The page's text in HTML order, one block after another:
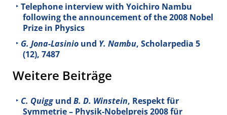
Telephone interview with Yoichiro Nambu
following the announcement of the 2008 Nobel
Prize in Physics
G. Jona-Lasinio und Y. Nambu, Scholarpedia 5
(12), 7487
Weitere Beiträge
C. Quiggund B. D. Winstein, Respekt für
Symmetrie – Physik-Nobelpreis 2008 für